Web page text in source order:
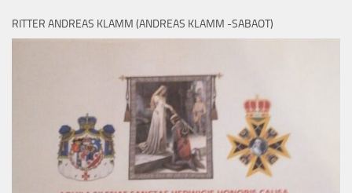
RITTER ANDREAS KLAMM (ANDREAS KLAMM -SABAOT)